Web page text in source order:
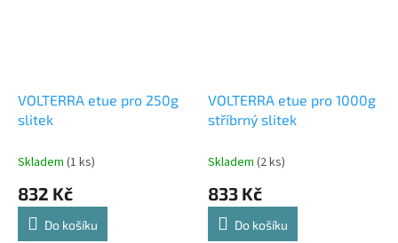
VOLTERRA etue pro 250g
slitek
Skladem (1 ks)
832 Kč
Do košíku
VOLTERRA etue pro 1000g
stříbrný slitek
Skladem (2 ks)
833 Kč
Do košíku